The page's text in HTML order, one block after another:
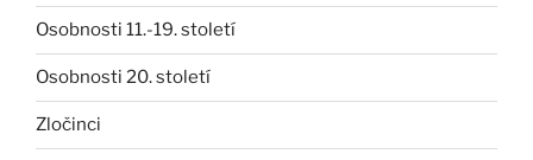
Osobnosti 11.-19. století
Osobnosti 20. století
Zločinci